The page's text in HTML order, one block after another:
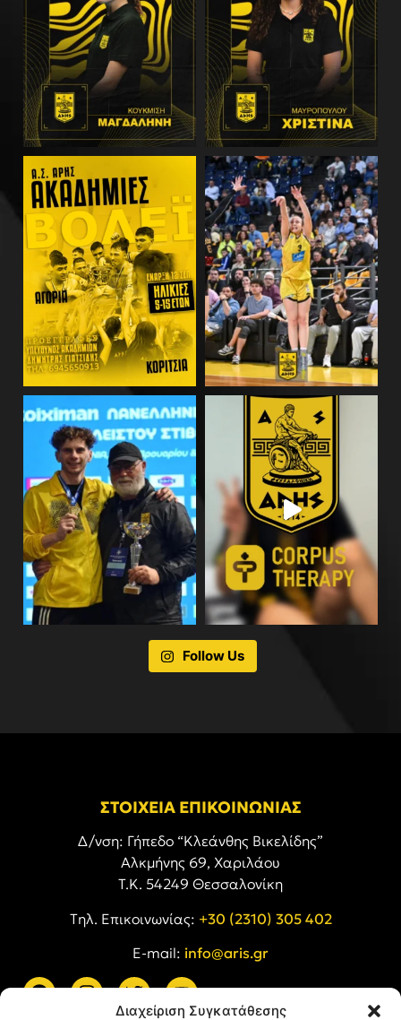
Διαχείριση Συγκατάθεσης
Follow Us
ΣΤΟΙΧΕΙΑ ΕΠΙΚΟΙΝΩΝΙΑΣ
Δ/νση: Γήπεδο “Κλεάνθης Βικελίδης”
Αλκμήνης 69, Χαριλάου
Τ.Κ. 54249 Θεσσαλονίκη
Tηλ. Επικοινωνίας: +30 (2310) 305 402
E-mail: info@aris.gr